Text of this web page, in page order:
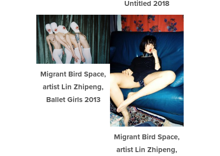
Untitled 2018
Migrant Bird Space,
artist Lin Zhipeng,
Ballet Girls 2013
Migrant Bird Space,
artist Lin Zhipeng,